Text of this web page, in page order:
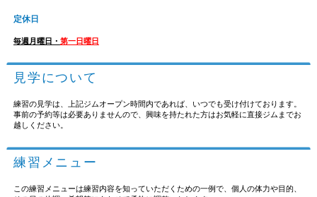
定休日
毎週月曜日・ 第一日曜日
見学について
練習の見学は、上記ジムオープン時間内であれば、いつでも受け付けております。
事前の予約等は必要ありませんので、興味を持たれた方はお気軽に直接ジムまでお
越しください。
練習メニュー
この練習メニューは練習内容を知っていただくための一例で、個人の体力や目的、